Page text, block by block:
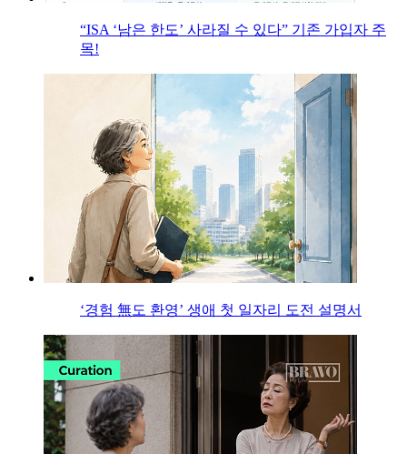
“ISA ‘남은 한도’ 사라질 수 있다” 기존 가입자 주
목!
‘경험 無도 환영’ 생애 첫 일자리 도전 설명서